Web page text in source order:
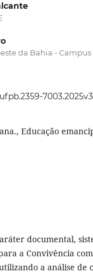
da Bahia -
Educação
documental,
a Convivência
a análise de